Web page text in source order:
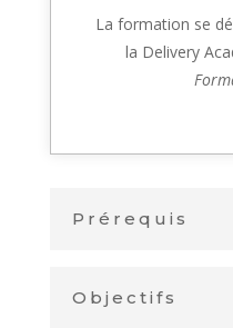
La formation se
la Delivery
Prérequis
Objectifs